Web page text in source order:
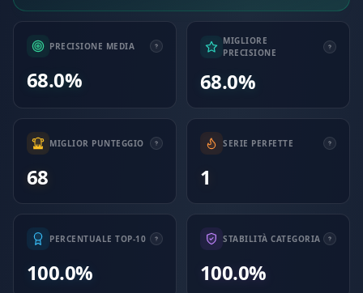
PRECISIONE MEDIA
68.0%
MIGLIORE
PRECISIONE
68.0%
MIGLIOR PUNTEGGIO
68
SERIE PERFETTE
1
PERCENTUALE TOP-10
100.0%
STABILITÀ CATEGORIA
100.0%